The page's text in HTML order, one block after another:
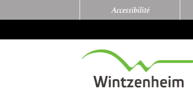
Accessibilité